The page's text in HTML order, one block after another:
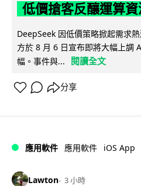
低價搶客反釀運算
DeepSeek 因低價策略掀起需求
方於 8 月 6 日宣布即將大幅上調
幅。事件與...
閱讀全文
分享
應用軟件 應用軟件 iOS App
Lawton 3 小時